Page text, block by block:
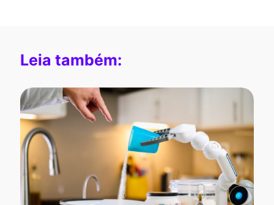
Leia também: